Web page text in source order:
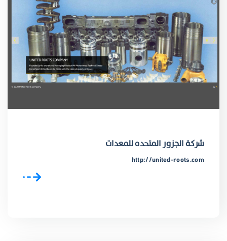
شركة الجزور المتحده للمعدات
http://united-roots.com